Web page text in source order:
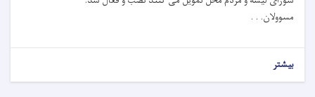
مسوولان. . .
بیشتر